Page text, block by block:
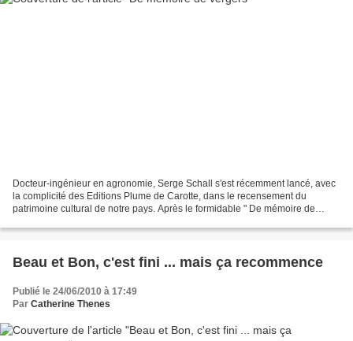
Docteur-ingénieur en agronomie, Serge Schall s'est récemment lancé, avec
la complicité des Editions Plume de Carotte, dans le recensement du
patrimoine cultural de notre pays. Après le formidable " De mémoire de
Beau et Bon, c'est fini ... mais ça recommence
Publié le 24/06/2010 à 17:49
Par Catherine Thenes